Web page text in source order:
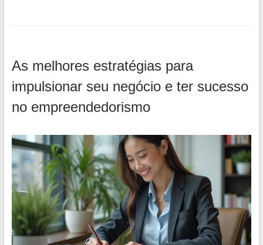
As melhores estratégias para
impulsionar seu negócio e ter sucesso
no empreendedorismo